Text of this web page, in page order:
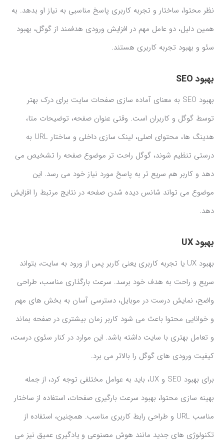
نظر محتوا، ساختار و تجربه کاربری پاسخ مناسبی به نیاز او بدهد. به
همین دلیل، دو عامل مهم در افزایش ورودی هدفمند از گوگل، بهبود
سئو و بهبود تجربه کاربری هستند.
بهبود SEO
بهبود SEO به معنای آماده سازی صفحات سایت برای درک بهتر
توسط گوگل و کاربران است. وقتی عنوان صفحه، توضیحات متا،
هدینگ ها، محتوای اصلی، لینک سازی داخلی و ساختار URL به
درستی تنظیم شوند، گوگل راحت تر موضوع صفحه را تشخیص می
دهد و کاربر هم سریع تر به پاسخ مورد نیاز خود می رسد. این
موضوع می تواند شانس دیده شدن صفحه در نتایج مرتبط را افزایش
دهد.
بهبود UX
بهبود UX یا تجربه کاربری یعنی کاربر پس از ورود به سایت، بتواند
سریع و راحت به هدف خود برسد. سرعت بارگذاری مناسب، طراحی
واضح، نمایش درست در موبایل، دسترسی آسان به بخش های مهم
و خوانایی محتوا باعث می شود کاربر زمان بیشتری در صفحه بماند
و تعامل بهتری با سایت داشته باشد. این موارد در کنار سئوی درست،
کیفیت ورودی های گوگل را بالاتر می برد.
برای بهبود SEO و UX، باید به عوامل مختلفی توجه کرد، از جمله
بهینه سازی محتوا، بهبود سرعت بارگیری صفحات، استفاده از ساختار
مناسب URL و طراحی رابط کاربری مناسب. همچنین، استفاده از
تکنولوژی های جدید مانند هوش مصنوعی و یادگیری عمیق نیز می